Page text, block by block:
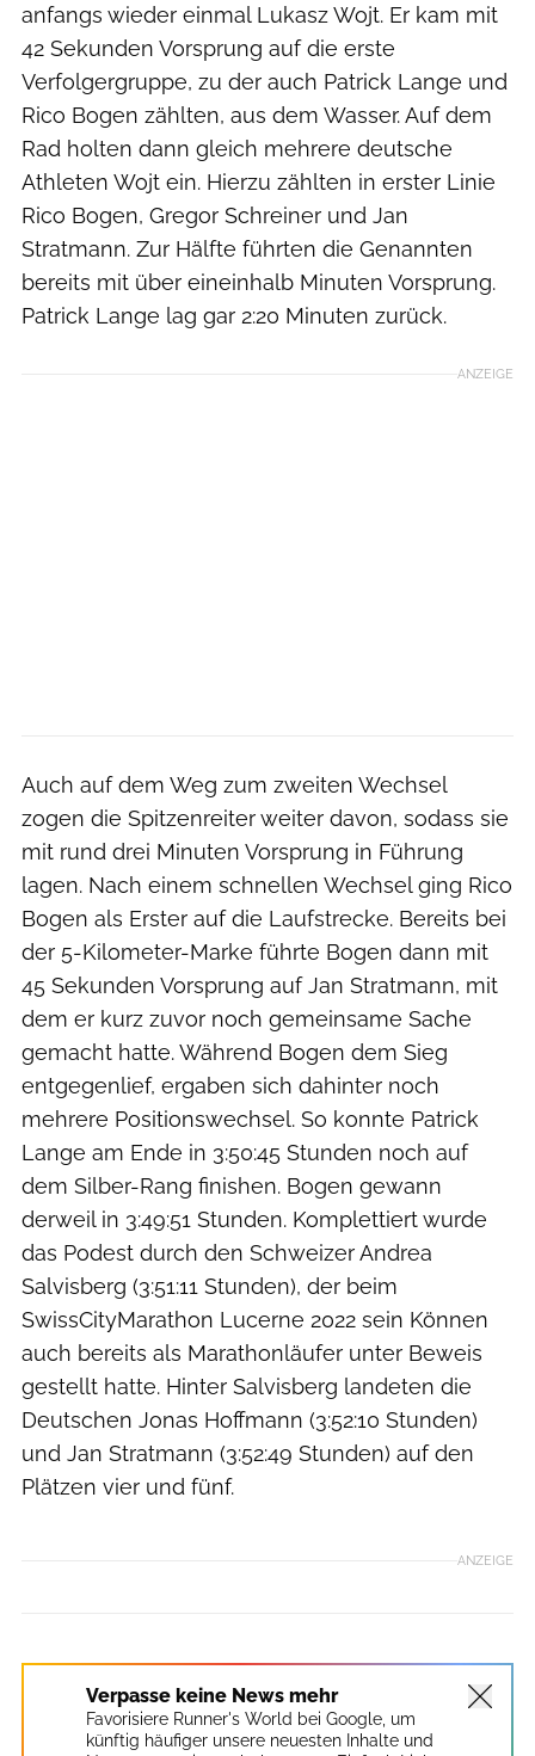
anfangs wieder einmal Lukasz Wojt. Er kam mit
42 Sekunden Vorsprung auf die erste
Verfolgergruppe, zu der auch Patrick Lange und
Rico Bogen zählten, aus dem Wasser. Auf dem
Rad holten dann gleich mehrere deutsche
Athleten Wojt ein. Hierzu zählten in erster Linie
Rico Bogen, Gregor Schreiner und Jan
Stratmann. Zur Hälfte führten die Genannten
bereits mit über eineinhalb Minuten Vorsprung.
Patrick Lange lag gar 2:20 Minuten zurück.
ANZEIGE
Auch auf dem Weg zum zweiten Wechsel
zogen die Spitzenreiter weiter davon, sodass sie
mit rund drei Minuten Vorsprung in Führung
lagen. Nach einem schnellen Wechsel ging Rico
Bogen als Erster auf die Laufstrecke. Bereits bei
der 5-Kilometer-Marke führte Bogen dann mit
45 Sekunden Vorsprung auf Jan Stratmann, mit
dem er kurz zuvor noch gemeinsame Sache
gemacht hatte. Während Bogen dem Sieg
entgegenlief, ergaben sich dahinter noch
mehrere Positionswechsel. So konnte Patrick
Lange am Ende in 3:50:45 Stunden noch auf
dem Silber-Rang finishen. Bogen gewann
derweil in 3:49:51 Stunden. Komplettiert wurde
das Podest durch den Schweizer Andrea
Salvisberg (3:51:11 Stunden), der beim
SwissCityMarathon Lucerne 2022 sein Können
auch bereits als Marathonläufer unter Beweis
gestellt hatte. Hinter Salvisberg landeten die
Deutschen Jonas Hoffmann (3:52:10 Stunden)
und Jan Stratmann (3:52:49 Stunden) auf den
Plätzen vier und fünf.
ANZEIGE
Verpasse keine News mehr
Favorisiere Runner's World bei Google, um
künftig häufiger unsere neuesten Inhalte und